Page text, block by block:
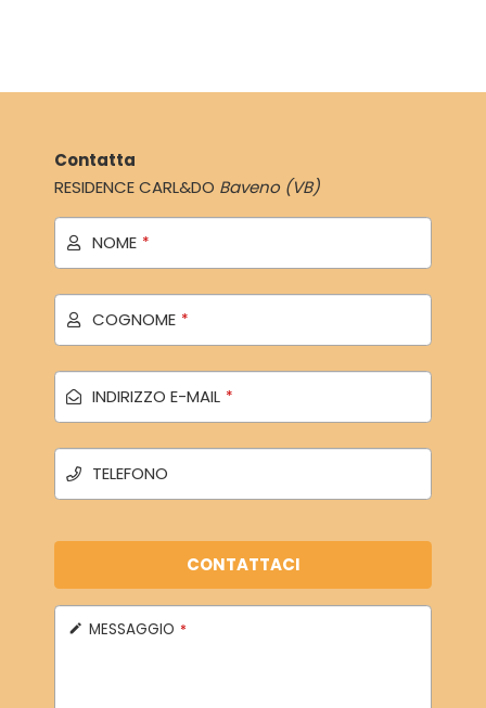
Contatta
RESIDENCE CARL&DO Baveno (VB)
NOME *
COGNOME *
INDIRIZZO E-MAIL *
TELEFONO
CONTATTACI
MESSAGGIO *